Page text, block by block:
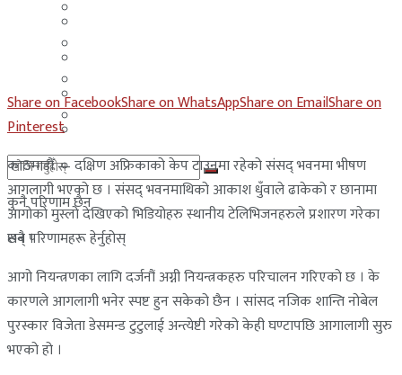
साउदी अरब
कुनै परिणाम छैन
सबै परिणामहरू हेर्नुहोस्
युएई
साउदी अरब
Share on FacebookShare on WhatsAppShare on EmailShare on
Pinterest
काठमाडौँ — दक्षिण अफ्रिकाको केप टाउनमा रहेको संसद् भवनमा भीषण
आगलागी भएको छ । संसद् भवनमाथिको आकाश धुँवाले ढाकेको र छानामा
आगोको मुस्लो देखिएको भिडियोहरु स्थानीय टेलिभिजनहरुले प्रशारण गरेका
छन् ।
आगो नियन्त्रणका लागि दर्जनौं अग्नी नियन्त्रकहरु परिचालन गरिएको छ । के
कारणले आगलागी भनेर स्पष्ट हुन सकेको छैन । सांसद नजिक शान्ति नोबेल
पुरस्कार विजेता डेसमन्ड टुटुलाई अन्त्येष्टी गरेको केही घण्टापछि आगालागी सुरु
भएको हो ।